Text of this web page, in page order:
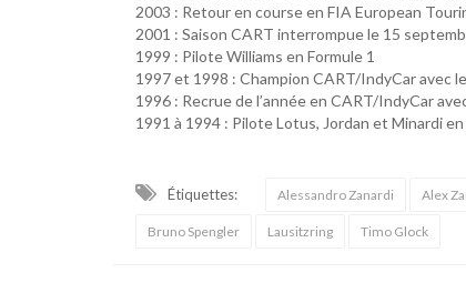
2003 : Retour en course en FIA European
2001 : Saison CART interrompue le 15
1999 : Pilote Williams en Formule 1
1997 et 1998 : Champion CART/IndyCar avec
1996 : Recrue de l’année en CART/IndyCar
1991 à 1994 : Pilote Lotus, Jordan et Minardi en
Étiquettes: Alessandro Zanardi Alex
Bruno Spengler Lausitzring Timo Glock